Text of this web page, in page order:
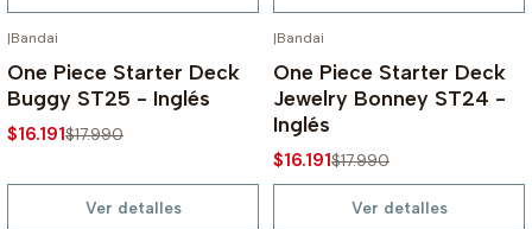
-10%
|Bandai
One Piece Starter Deck
Buggy ST25 - Inglés
$16.191$17.990
Ver detalles
-10%
|Bandai
One Piece Starter Deck
Jewelry Bonney ST24 -
Inglés
$16.191$17.990
Ver detalles